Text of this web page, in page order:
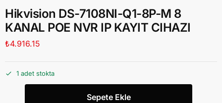
Hikvision DS-7108NI-Q1-8P-M 8
KANAL POE NVR IP KAYIT CIHAZI
₺4.916.15
1 adet stokta
Sepete Ekle